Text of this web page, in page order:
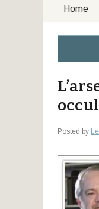
Home
Posted by